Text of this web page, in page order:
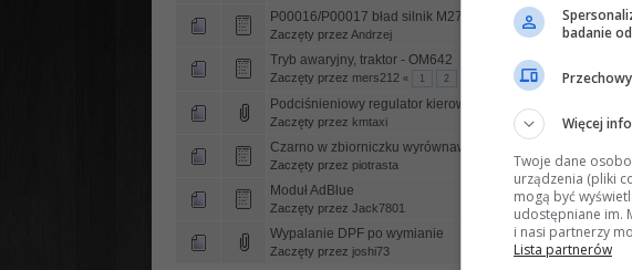
P00016/P00017 bład silnik M273
Zaczęty przez Andrzej
Tryb awaryjny, traktor - OM642
Zaczęty przez mers212 « 1 2
Podciśnieniowy regulator kierownicy powietrza wentylatora
Zaczęty przez kmtaxi
Czarno w zbiorniczku wyrównawczym
Zaczęty przez piotrasta
Moduł AdBlue
Zaczęty przez Jack7801
Wypalanie DPF po wymianie
Zaczęty przez joshi73
badanie
Więcej
Twoje dane
urządzenia (pliki
mogą być
udostępniane im.
i nasi partnerzy
Lista partnerów